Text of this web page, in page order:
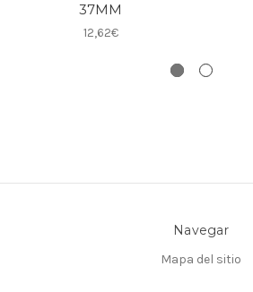
37MM
12,62€
Navegar
Mapa del sitio